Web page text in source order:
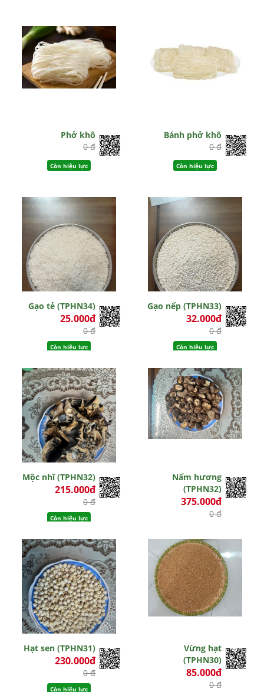
Phở khô
0 đ
Còn hiệu lực
Bánh phở khô
0 đ
Còn hiệu lực
Gạo tẻ (TPHN34)
25.000đ
0 đ
Còn hiệu lực
Gạo nếp (TPHN33)
32.000đ
0 đ
Còn hiệu lực
Mộc nhĩ (TPHN32)
215.000đ
0 đ
Còn hiệu lực
Nấm hương
(TPHN32)
375.000đ
0 đ
Hạt sen (TPHN31)
230.000đ
0 đ
Còn hiệu lực
Vừng hạt
(TPHN30)
85.000đ
0 đ